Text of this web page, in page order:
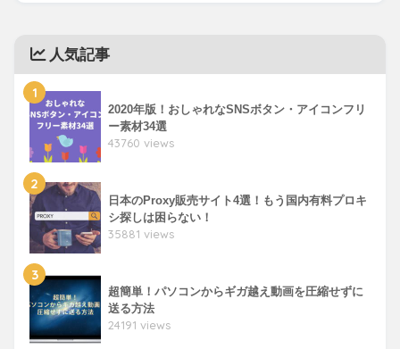
人気記事
1
2020年版！おしゃれなSNSボタン・アイコンフリ
ー素材34選
43760 views
2
日本のProxy販売サイト4選！もう国内有料プロキ
シ探しは困らない！
35881 views
3
超簡単！パソコンからギガ越え動画を圧縮せずに
送る方法
24191 views